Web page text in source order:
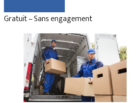
Gratuit – Sans engagement